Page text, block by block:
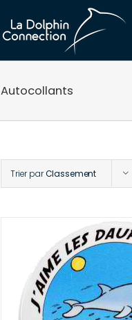
Autocollants
Trier parClassement